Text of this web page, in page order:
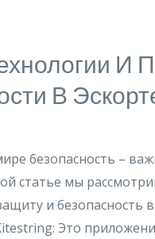
И
В
безопасность –
статье мы
и безопасность
Это